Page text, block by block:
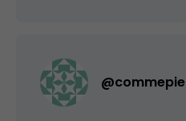
@commepie